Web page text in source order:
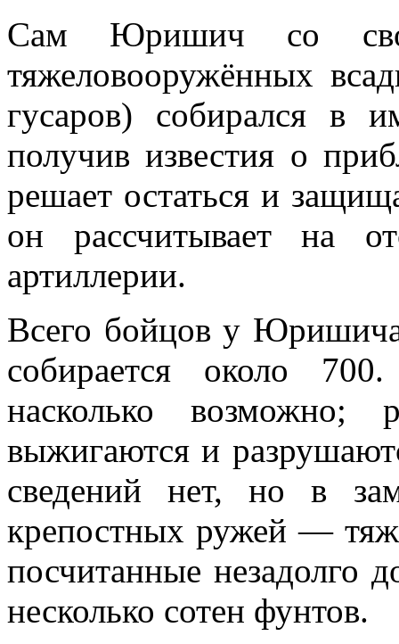
Сам Юришич со
тяжеловооружённых
гусаров) собирался в
получив известия о
решает остаться и
он рассчитывает на
артиллерии.
Всего бойцов у
собирается около
насколько возможно;
выжигаются и
сведений нет, но в
крепостных ружей —
посчитанные незадолго
несколько сотен фунтов.